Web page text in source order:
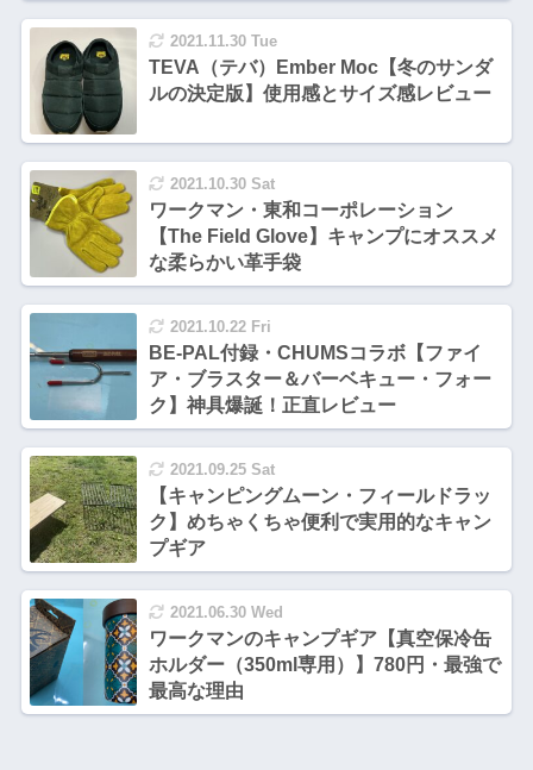
2021.11.30 Tue
TEVA（テバ）Ember Moc【冬のサンダ
ルの決定版】使用感とサイズ感レビュー
2021.10.30 Sat
ワークマン・東和コーポレーション
【The Field Glove】キャンプにオススメ
な柔らかい革手袋
2021.10.22 Fri
BE-PAL付録・CHUMSコラボ【ファイ
ア・ブラスター＆バーベキュー・フォー
ク】神具爆誕！正直レビュー
2021.09.25 Sat
【キャンピングムーン・フィールドラッ
ク】めちゃくちゃ便利で実用的なキャン
プギア
2021.06.30 Wed
ワークマンのキャンプギア【真空保冷缶
ホルダー（350ml専用）】780円・最強で
最高な理由